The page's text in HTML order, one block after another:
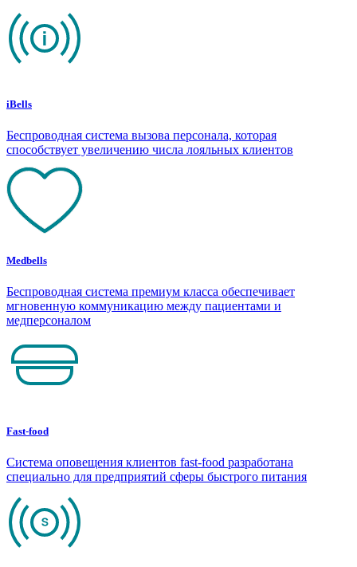
iBells
Беспроводная система вызова персонала, которая
способствует увеличению числа лояльных клиентов
Medbells
Беспроводная система премиум класса обеспечивает
мгновенную коммуникацию между пациентами и
медперсоналом
Fast-food
Система оповещения клиентов fast-food разработана
специально для предприятий сферы быстрого питания